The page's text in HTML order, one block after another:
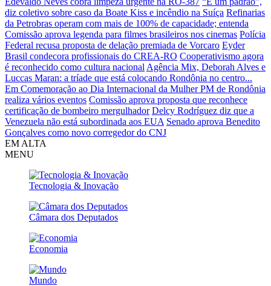
diz coletivo sobre caso da Boate Kiss e incêndio na Suíça Refinarias
da Petrobras operam com mais de 100% de capacidade; entenda
Comissão aprova legenda para filmes brasileiros nos cinemas Polícia
Federal recusa proposta de delação premiada de Vorcaro Eyder
Brasil condecora profissionais do CREA-RO Cooperativismo agora
é reconhecido como cultura nacional Agência Mix, Deborah Alves e
Luccas Maran: a tríade que está colocando Rondônia no centro...
Em Comemoração ao Dia Internacional da Mulher PM de Rondônia
realiza vários eventos Comissão aprova proposta que reconhece
certificação de bombeiro mergulhador Delcy Rodríguez diz que a
Venezuela não está subordinada aos EUA Senado aprova Benedito
Gonçalves como novo corregedor do CNJ
EM ALTA
MENU
Tecnologia & Inovação
Câmara dos Deputados
Economia
Mundo